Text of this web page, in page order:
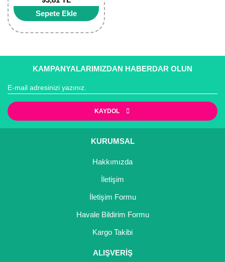
Sepete Ekle
KAMPANYALARIMIZDAN HABERDAR OLUN
KAYDOL
KURUMSAL
Hakkımızda
İletişim
İletişim Formu
Havale Bildirim Formu
Kargo Takibi
ALIŞVERİŞ